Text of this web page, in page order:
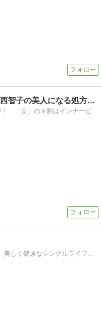
【美のクスリ】薬剤師、大西智子の美人になる処方せん
外面磨きだけでは「美」に限界が！ 「美」の９割はインナービューティーで決まる！ココロもカラダもヘルシーに美しく！ ストレスや環境に負けない、しなやかな心とカラダをつくり、本来の美しさを引き出します。
人生のテーマは、女子力UPです。美しく健康なシングルライフを目指して体験や情報をお届けしていきます。